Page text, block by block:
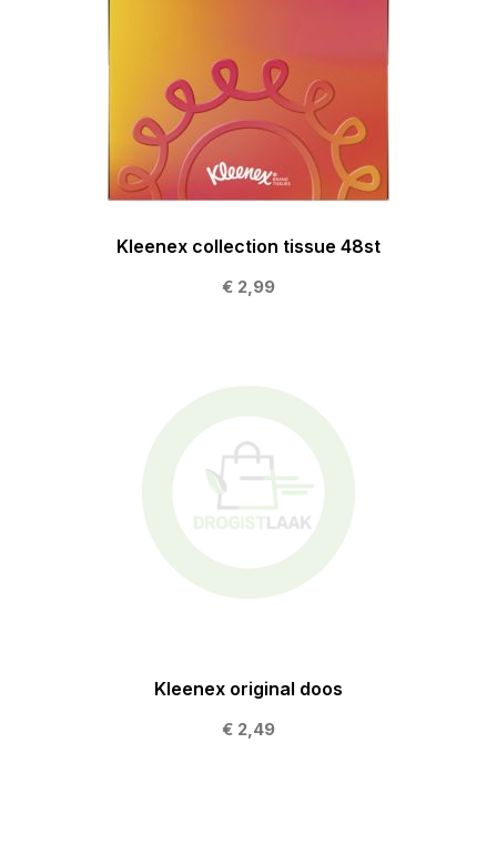
Kleenex collection tissue 48st
€ 2,99
Kleenex original doos
€ 2,49